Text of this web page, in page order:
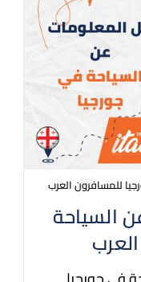
للمسافرون العرب
السياحة